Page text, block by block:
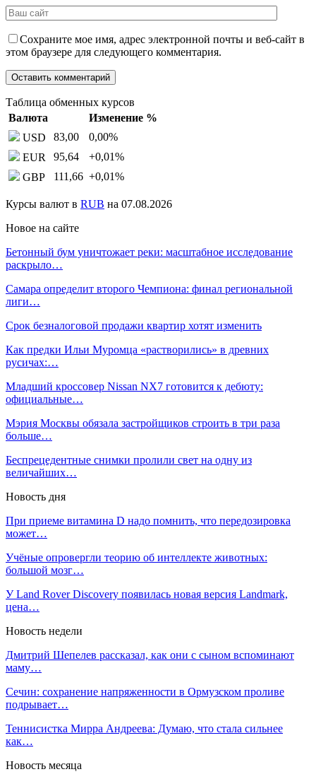
Сохраните мое имя, адрес электронной почты и веб-сайт в
этом браузере для следующего комментария.
Таблица обменных курсов
Валюта
Изменение %
USD
83,00 0,00%
EUR
95,64 +0,01%
GBP
111,66 +0,01%
Курсы валют в RUB на 07.08.2026
Новое на сайте
Бетонный бум уничтожает реки: масштабное исследование
раскрыло…
Самара определит второго Чемпиона: финал региональной
лиги…
Срок безналоговой продажи квартир хотят изменить
Как предки Ильи Муромца «растворились» в древних
русичах:…
Младший кроссовер Nissan NX7 готовится к дебюту:
официальные…
Мэрия Москвы обязала застройщиков строить в три раза
больше…
Беспрецедентные снимки пролили свет на одну из
величайших…
Новость дня
При приеме витамина D надо помнить, что передозировка
может…
Учёные опровергли теорию об интеллекте животных:
большой мозг…
У Land Rover Discovery появилась новая версия Landmark,
цена…
Новость недели
Дмитрий Шепелев рассказал, как они с сыном вспоминают
маму…
Сечин: сохранение напряженности в Ормузском проливе
подрывает…
Теннисистка Мирра Андреева: Думаю, что стала сильнее
как…
Новость месяца